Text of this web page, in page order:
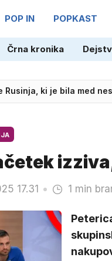
POP IN POPKAST
Črna kronika
Rusinja, ki je bila med
obtožb: Jared Leto
17.31 1 min